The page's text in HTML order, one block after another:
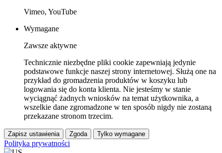
Vimeo, YouTube
Wymagane
Zawsze aktywne
Technicznie niezbędne pliki cookie zapewniają jedynie
podstawowe funkcje naszej strony internetowej. Służą one na
przykład do gromadzenia produktów w koszyku lub
logowania się do konta klienta. Nie jesteśmy w stanie
wyciągnąć żadnych wniosków na temat użytkownika, a
wszelkie dane zgromadzone w ten sposób nigdy nie zostaną
przekazane stronom trzecim.
Zapisz ustawienia Zgoda Tylko wymagane
Polityka prywatności